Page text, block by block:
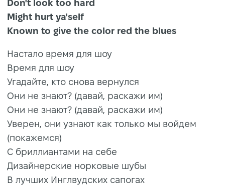
Don't look too hard
Might hurt ya'self
Known to give the color red the blues
Настало время для шоу
Время для шоу
Угадайте, кто снова вернулся
Они не знают? (давай, раскажи им)
Они не знают? (давай, раскажи им)
Уверен, они узнают как только мы войдем
(покажемся)
С бриллиантами на себе
Дизайнерские норковые шубы
В лучших Инглвудских сапогах